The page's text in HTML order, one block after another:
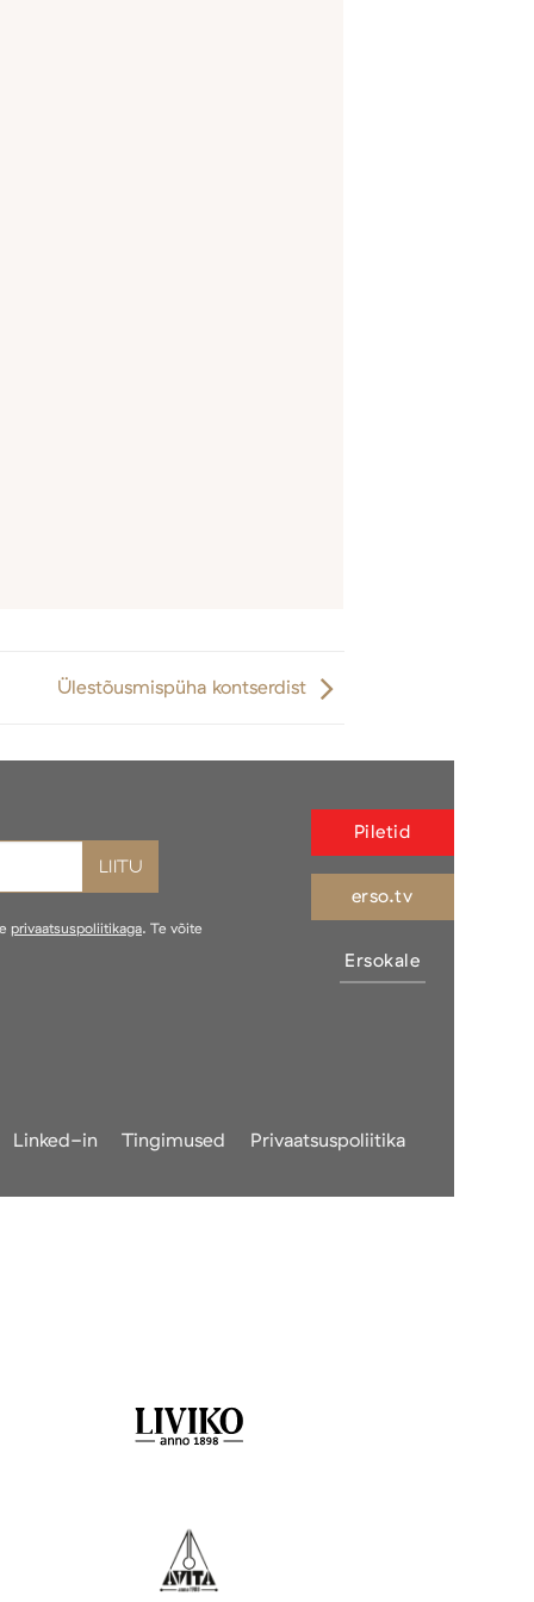
Ülestõusmispüha kontserdist
privaatsuspoliitikaga. Te võite
Piletid
erso.tv
Ersokale
Linked-in Tingimused Privaatsuspoliitika